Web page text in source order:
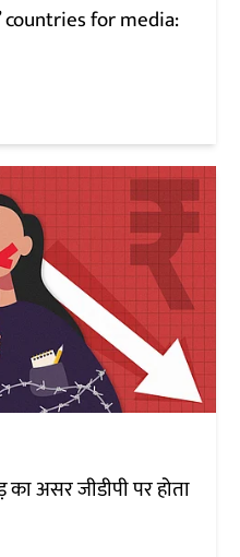
countries for media:
असर जीडीपी पर होता